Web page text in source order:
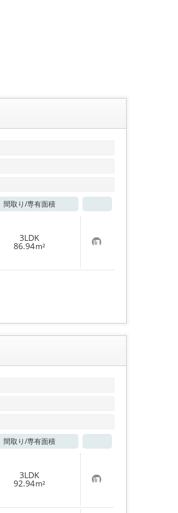
間取り/専有面積
3LDK
86.94m² お
気
に
入
間取り/専有面積
3LDK
92.94m² お
気
に
入